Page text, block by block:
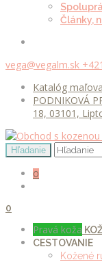
Články,
vega@vegalm.sk
Katalóg
PODNIKOVÁ
18, 03101,
0
0
Pravá koža
CESTOVANIE
Kožené